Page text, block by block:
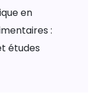
en
:
études